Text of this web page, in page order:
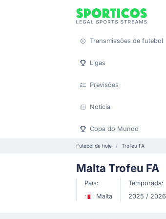
Transmissões de futebol
Ligas
Previsões
Notícia
Copa do Mundo
Futebol de hoje Trofeu FA
Malta Trofeu FA
País:
Malta
Temporada:
2025 / 2026